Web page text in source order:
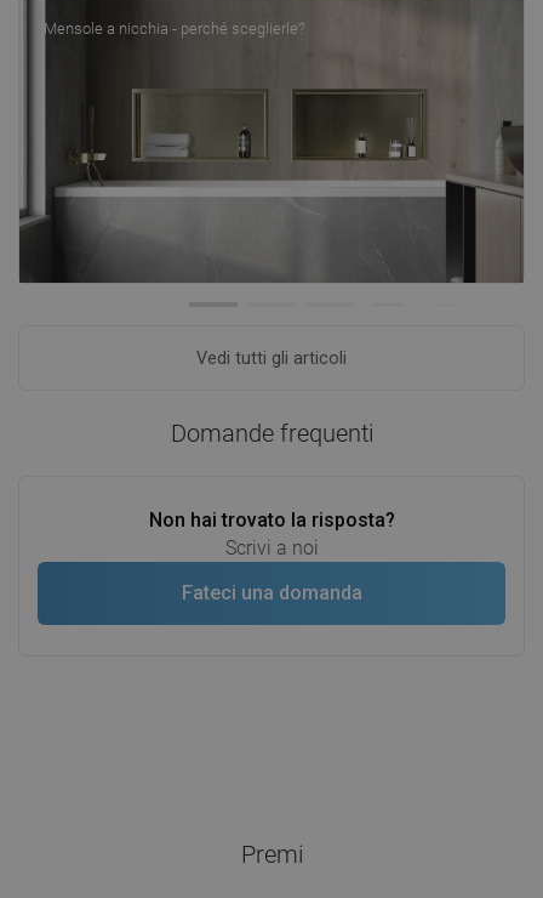
Mensole a nicchia - perché sceglierle?
Vedi tutti gli articoli
Domande frequenti
Non hai trovato la risposta?
Scrivi a noi
Fateci una domanda
Premi